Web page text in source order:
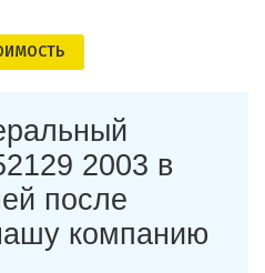
2003 в
после
компанию